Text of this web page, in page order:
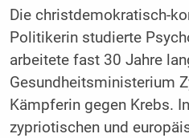
Die christdemokratisch-
Politikerin studierte
arbeitete fast 30 Jahre
Gesundheitsministerium
Kämpferin gegen Krebs.
zypriotischen und